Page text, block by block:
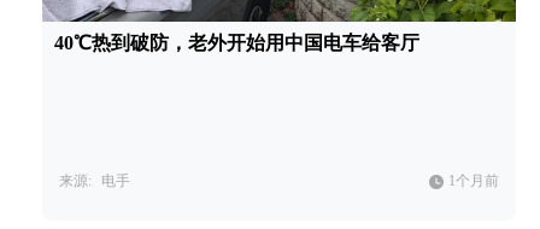
40℃热到破防，老外开始用中国电车给客厅
来源: 电手 1个月前